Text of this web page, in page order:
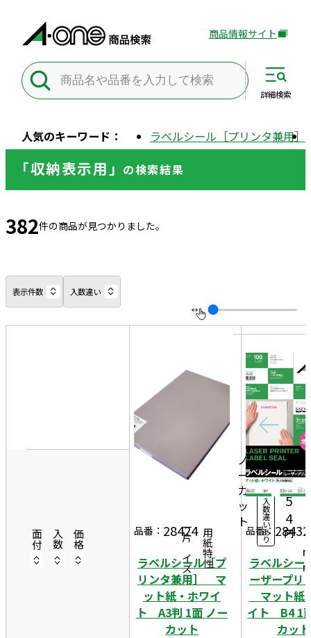
外
サ
別
ン
す
商品情報サイト
人気のキーワード： ラベルシール［プリンタ兼用］
詳細検索
「収納表示用」 の検索結果
382件の商品が見つかりました。
表示件数 入数違い
面付 入数 価格 一片サイズ用紙特性
品番： 28424
ラベルシール［プ
リンタ兼用］ マ
ット紙・ホワイ
ト A3判 1面 ノー
カット
ノ
ー
カ
ッ
ト
0シ
ー
ト
入
数
違
い
あ
り
1
0,
0
5
4
円
2
9
7
0
品番： 28432
ラベルシー
ーザープリ
マット紙
イト B4 1
カット